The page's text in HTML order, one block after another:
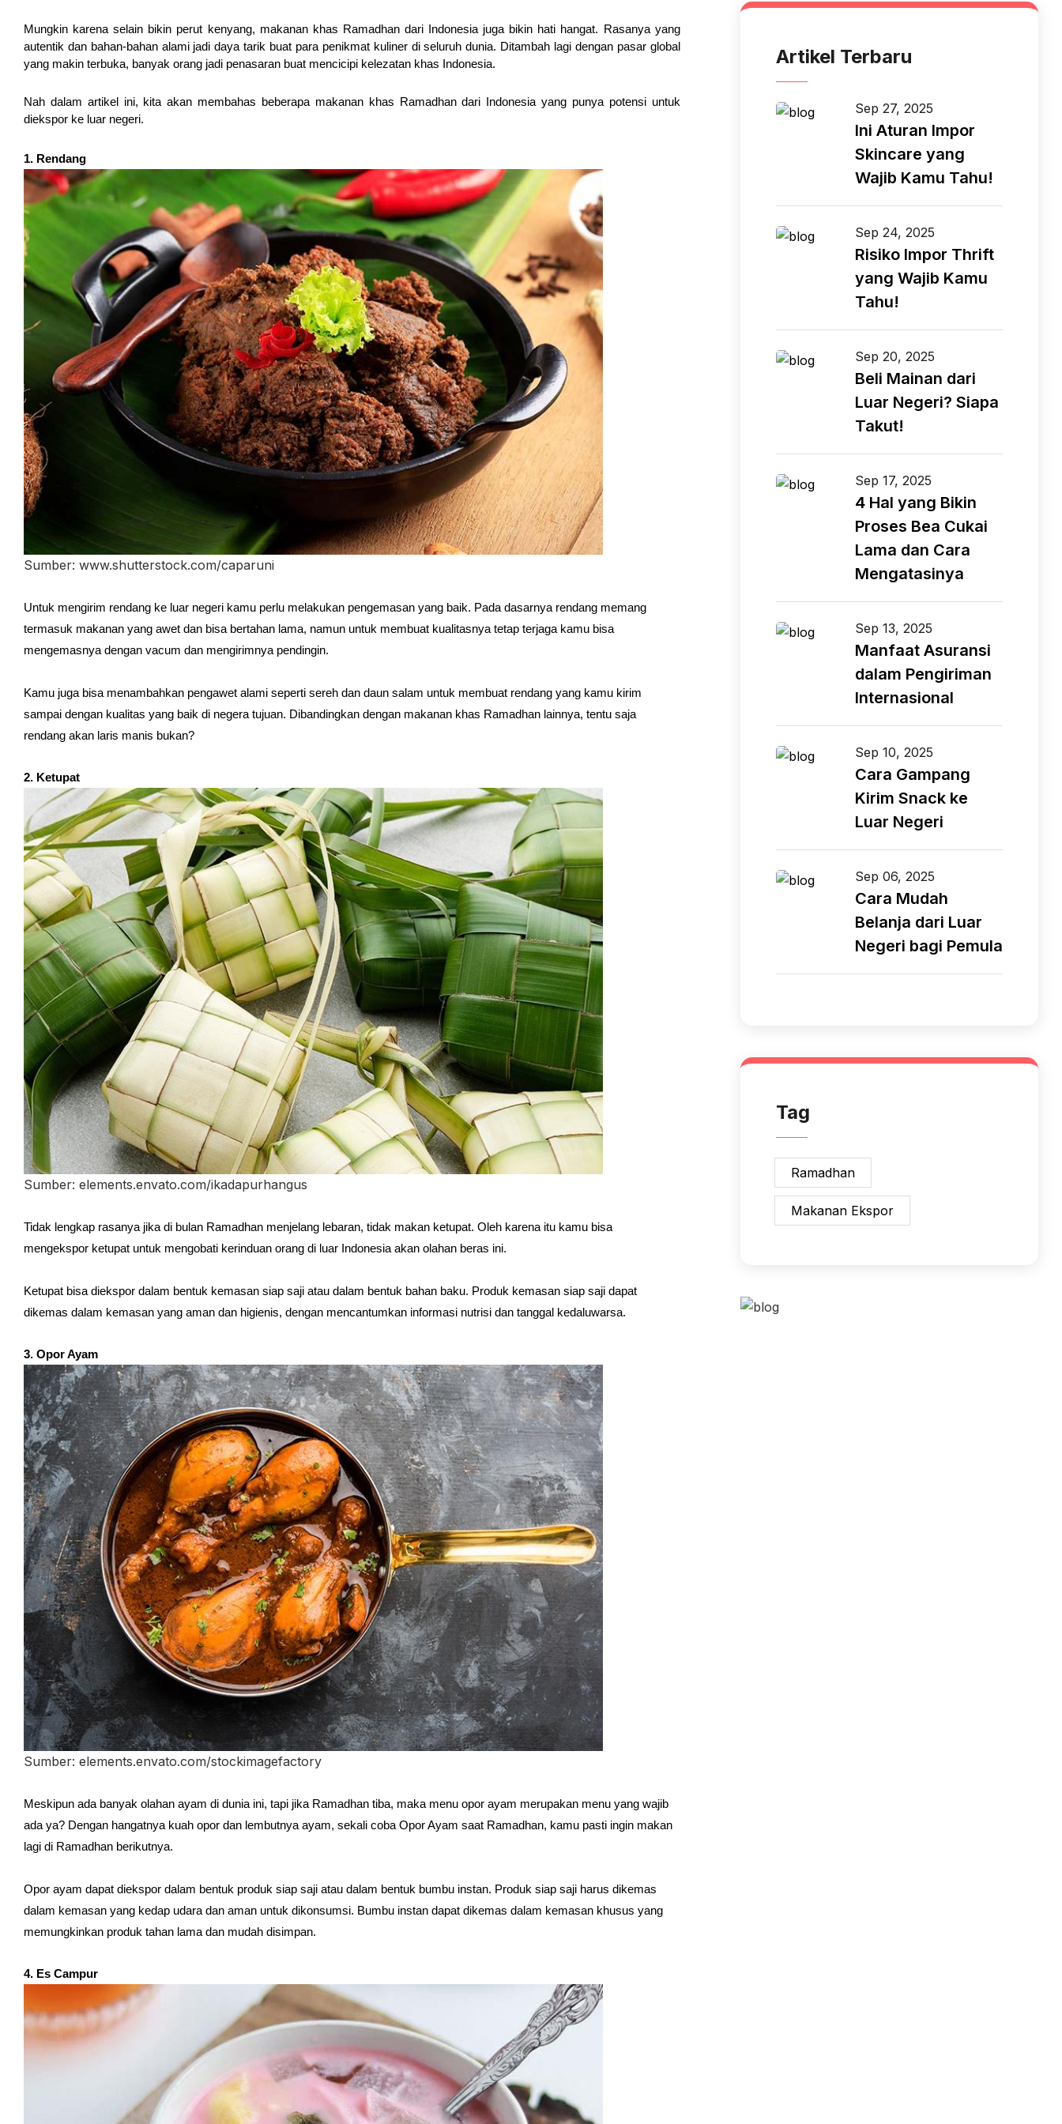
Mungkin karena selain bikin perut kenyang, makanan khas Ramadhan dari Indonesia juga bikin hati hangat. Rasanya yang
autentik dan bahan-bahan alami jadi daya tarik buat para penikmat kuliner di seluruh dunia. Ditambah lagi dengan pasar global
yang makin terbuka, banyak orang jadi penasaran buat mencicipi kelezatan khas Indonesia.
Nah dalam artikel ini, kita akan membahas beberapa makanan khas Ramadhan dari Indonesia yang punya potensi untuk
diekspor ke luar negeri.
1. Rendang
Sumber: www.shutterstock.com/caparuni
Untuk mengirim rendang ke luar negeri kamu perlu melakukan pengemasan yang baik. Pada dasarnya rendang memang
termasuk makanan yang awet dan bisa bertahan lama, namun untuk membuat kualitasnya tetap terjaga kamu bisa
mengemasnya dengan vacum dan mengirimnya pendingin.
Kamu juga bisa menambahkan pengawet alami seperti sereh dan daun salam untuk membuat rendang yang kamu kirim
sampai dengan kualitas yang baik di negera tujuan. Dibandingkan dengan makanan khas Ramadhan lainnya, tentu saja
rendang akan laris manis bukan?
2. Ketupat
Sumber: elements.envato.com/ikadapurhangus
Tidak lengkap rasanya jika di bulan Ramadhan menjelang lebaran, tidak makan ketupat. Oleh karena itu kamu bisa
mengekspor ketupat untuk mengobati kerinduan orang di luar Indonesia akan olahan beras ini.
Ketupat bisa diekspor dalam bentuk kemasan siap saji atau dalam bentuk bahan baku. Produk kemasan siap saji dapat
dikemas dalam kemasan yang aman dan higienis, dengan mencantumkan informasi nutrisi dan tanggal kedaluwarsa.
3. Opor Ayam
Sumber: elements.envato.com/stockimagefactory
Meskipun ada banyak olahan ayam di dunia ini, tapi jika Ramadhan tiba, maka menu opor ayam merupakan menu yang wajib
ada ya? Dengan hangatnya kuah opor dan lembutnya ayam, sekali coba Opor Ayam saat Ramadhan, kamu pasti ingin makan
lagi di Ramadhan berikutnya.
Opor ayam dapat diekspor dalam bentuk produk siap saji atau dalam bentuk bumbu instan. Produk siap saji harus dikemas
dalam kemasan yang kedap udara dan aman untuk dikonsumsi. Bumbu instan dapat dikemas dalam kemasan khusus yang
memungkinkan produk tahan lama dan mudah disimpan.
4. Es Campur
Artikel Terbaru
Sep 27, 2025
Ini Aturan Impor
Skincare yang
Wajib Kamu Tahu!
Sep 24, 2025
Risiko Impor Thrift
yang Wajib Kamu
Tahu!
Sep 20, 2025
Beli Mainan dari
Luar Negeri? Siapa
Takut!
Sep 17, 2025
4 Hal yang Bikin
Proses Bea Cukai
Lama dan Cara
Mengatasinya
Sep 13, 2025
Manfaat Asuransi
dalam Pengiriman
Internasional
Sep 10, 2025
Cara Gampang
Kirim Snack ke
Luar Negeri
Sep 06, 2025
Cara Mudah
Belanja dari Luar
Negeri bagi Pemula
Tag
Ramadhan
Makanan Ekspor